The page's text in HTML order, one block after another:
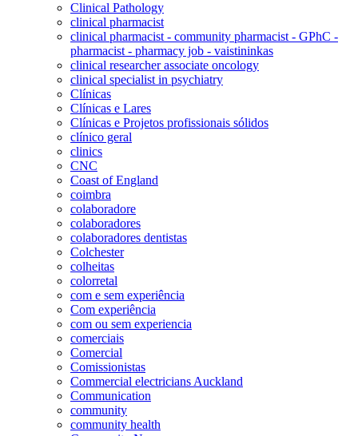
Clinical Pathology
clinical pharmacist
clinical pharmacist - community pharmacist - GPhC -
pharmacist - pharmacy job - vaistininkas
clinical researcher associate oncology
clinical specialist in psychiatry
Clínicas
Clínicas e Lares
Clínicas e Projetos profissionais sólidos
clínico geral
clinics
CNC
Coast of England
coimbra
colaboradore
colaboradores
colaboradores dentistas
Colchester
colheitas
colorretal
com e sem experiência
Com experiência
com ou sem experiencia
comerciais
Comercial
Comissionistas
Commercial electricians Auckland
Communication
community
community health